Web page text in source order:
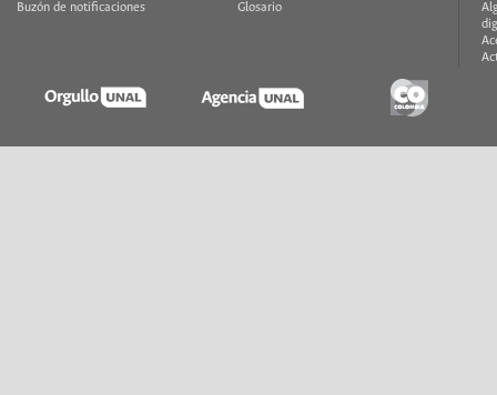
Buzón de notificaciones
Glosario